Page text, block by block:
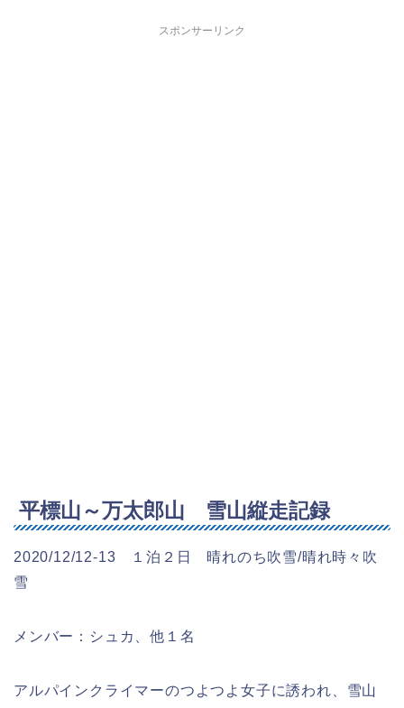
スポンサーリンク
平標山～万太郎山 雪山縦走記録
2020/12/12-13 １泊２日 晴れのち吹雪/晴れ時々吹
雪
メンバー：シュカ、他１名
アルパインクライマーのつよつよ女子に誘われ、雪山